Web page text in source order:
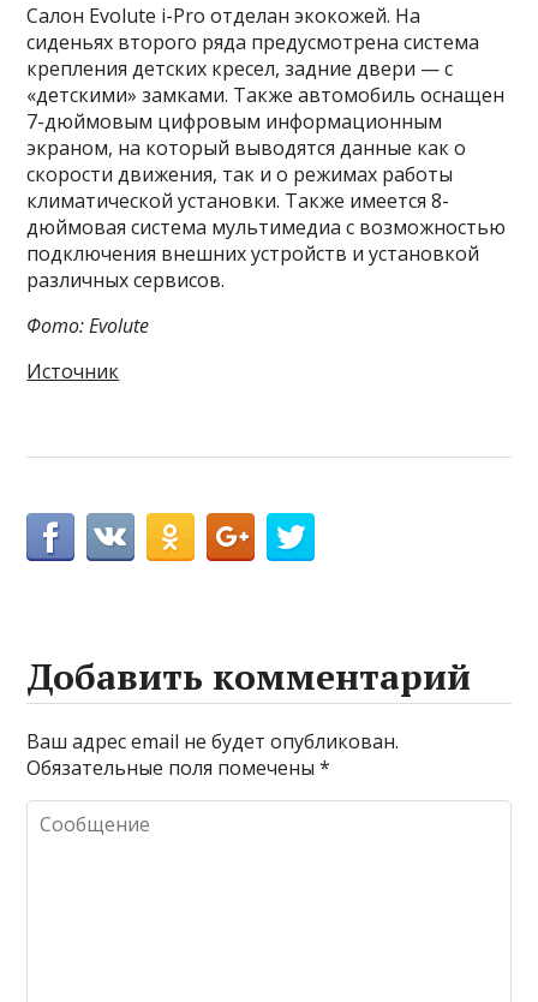
Салон Evolute i-Pro отделан экокожей. На
сиденьях второго ряда предусмотрена система
крепления детских кресел, задние двери — с
«детскими» замками. Также автомобиль оснащен
7-дюймовым цифровым информационным
экраном, на который выводятся данные как о
скорости движения, так и о режимах работы
климатической установки. Также имеется 8-
дюймовая система мультимедиа с возможностью
подключения внешних устройств и установкой
различных сервисов.
Фото: Evolute
Источник
Добавить комментарий
Ваш адрес email не будет опубликован.
Обязательные поля помечены*